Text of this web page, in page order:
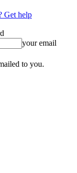
Get help
your email
to you.